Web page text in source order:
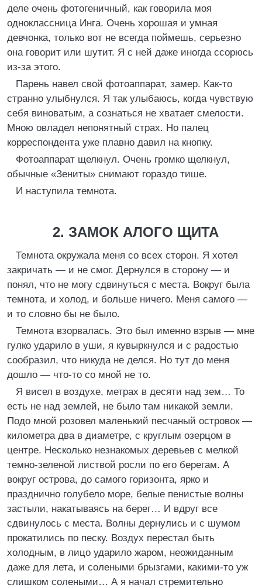
деле очень фотогеничный, как говорила моя
одноклассница Инга. Очень хорошая и умная
девчонка, только вот не всегда поймешь, серьезно
она говорит или шутит. Я с ней даже иногда ссорюсь
из-за этого.
Парень навел свой фотоаппарат, замер. Как-то
странно улыбнулся. Я так улыбаюсь, когда чувствую
себя виноватым, а сознаться не хватает смелости.
Мною овладел непонятный страх. Но палец
корреспондента уже плавно давил на кнопку.
Фотоаппарат щелкнул. Очень громко щелкнул,
обычные «Зениты» снимают гораздо тише.
И наступила темнота.
2. ЗАМОК АЛОГО ЩИТА
Темнота окружала меня со всех сторон. Я хотел
закричать — и не смог. Дернулся в сторону — и
понял, что не могу сдвинуться с места. Вокруг была
темнота, и холод, и больше ничего. Меня самого —
и то словно бы не было.
Темнота взорвалась. Это был именно взрыв — мне
гулко ударило в уши, я кувыркнулся и с радостью
сообразил, что никуда не делся. Но тут до меня
дошло — что-то со мной не то.
Я висел в воздухе, метрах в десяти над зем… То
есть не над землей, не было там никакой земли.
Подо мной розовел маленький песчаный островок —
километра два в диаметре, с круглым озерцом в
центре. Несколько незнакомых деревьев с мелкой
темно-зеленой листвой росли по его берегам. А
вокруг острова, до самого горизонта, ярко и
празднично голубело море, белые пенистые волны
застыли, накатываясь на берег… И вдруг все
сдвинулось с места. Волны дернулись и с шумом
прокатились по песку. Воздух перестал быть
холодным, в лицо ударило жаром, неожиданным
даже для лета, и солеными брызгами, какими-то уж
слишком солеными… А я начал стремительно